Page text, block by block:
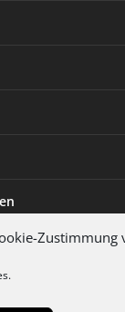
Zustimmung